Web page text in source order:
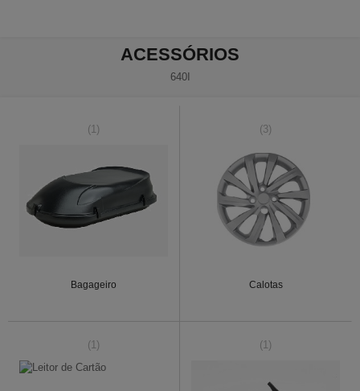
ACESSÓRIOS
640I
(1)
Bagageiro
(3)
Calotas
(1) (1)